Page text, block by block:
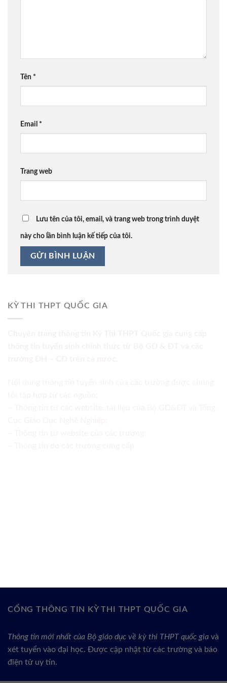
Tên *
Email *
Trang web
Lưu tên của tôi, email, và trang web trong trình duyệt
này cho lần bình luận kế tiếp của tôi.
KỲ THI THPT QUỐC GIA
CỔNG THÔNG TIN KỲ THI THPT QUỐC GIA
Thông tin mới nhất của Bộ giáo dục về kỳ thi THPT quốc gia và
xét tuyển vào đại học. Được cập nhật từ các trường và báo
điện tử uy tín.